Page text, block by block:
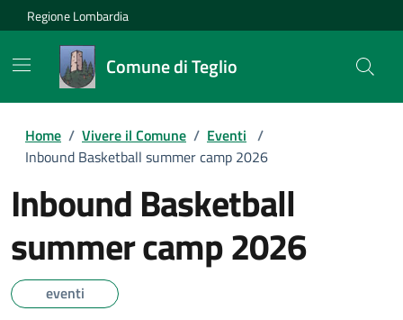
Regione Lombardia
Comune di Teglio
Home / Vivere il Comune / Eventi /
Inbound Basketball summer camp 2026
Inbound Basketball
summer camp 2026
eventi